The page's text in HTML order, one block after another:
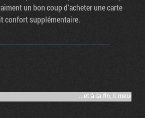
un bon coup d'acheter une carte
confort supplémentaire.